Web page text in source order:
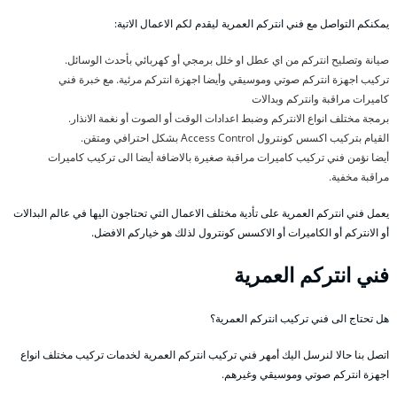
يمكنكم التواصل مع فني انتركم العمرية ليقدم لكم الاعمال الاتية:
صيانة وتصليح انتركم من اي عطل او خلل برمجي أو كهربائي بأحدث الوسائل.
تركيب اجهزة انتركم صوتي وموسيقي وأيضا اجهزة انتركم مرئية. مع خبرة فني
كاميرات مراقبة وانتركم وبدالات
برمجة مختلف انواع الانتركم وضبط اعدادات الوقت أو الصوت أو نغمة الانذار.
القيام بتركيب اكسس كونترول Access Control بشكل احترافي ومتقن.
أيضا نؤمن فني تركيب كاميرات مراقبة صغيرة بالاضافة أيضا الى تركيب كاميرات
مراقبة مخفية.
يعمل فني انتركم العمرية على تأدية مختلف الاعمال التي تحتاجون اليها في عالم البدالات
أو الانتركم أو الكاميرات أو الاكسس كونترول لذلك هو خياركم الافضل.
فني انتركم العمرية
هل تحتاج الى فني تركيب انتركم العمرية؟
اتصل بنا حالا لنرسل اليك أمهر فني تركيب انتركم العمرية لخدمات تركيب مختلف انواع
اجهزة انتركم صوتي وموسيقي وغيرهم.